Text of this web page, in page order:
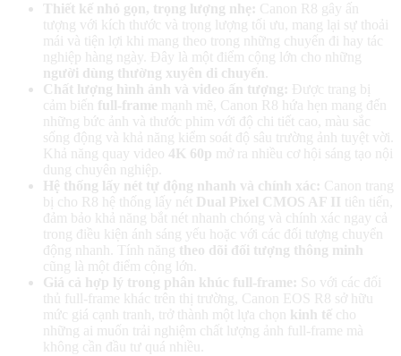
Thiết kế nhỏ gọn, trọng lượng nhẹ: Canon R8 gây ấn
tượng với kích thước và trọng lượng tối ưu, mang lại sự thoải
mái và tiện lợi khi mang theo trong những chuyến đi hay tác
nghiệp hàng ngày. Đây là một điểm cộng lớn cho những
người dùng thường xuyên di chuyển
Chất lượng hình ảnh và video ấn tượng: Được trang bị
cảm biến full-frame mạnh mẽ, Canon R8 hứa hẹn mang đến
những bức ảnh và thước phim với độ chi tiết cao, màu sắc
sống động và khả năng kiểm soát độ sâu trường ảnh tuyệt vời.
Khả năng quay video 4K 60p mở ra nhiều cơ hội sáng tạo nội
dung chuyên nghiệp.
Hệ thống lấy nét tự động nhanh và chính xác: Canon trang
bị cho R8 hệ thống lấy nét Dual Pixel CMOS AF II tiên tiến,
đảm bảo khả năng bắt nét nhanh chóng và chính xác ngay cả
trong điều kiện ánh sáng yếu hoặc với các đối tượng chuyển
động nhanh. Tính năng theo dõi đối tượng thông minh
cũng là một điểm cộng lớn.
Giá cả hợp lý trong phân khúc full-frame: So với các đối
thủ full-frame khác trên thị trường, Canon EOS R8 sở hữu
mức giá cạnh tranh, trở thành một lựa chọn kinh tế cho
những ai muốn trải nghiệm chất lượng ảnh full-frame mà
không cần đầu tư quá nhiều.